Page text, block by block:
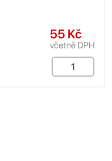
55 Kč
včetně DPH